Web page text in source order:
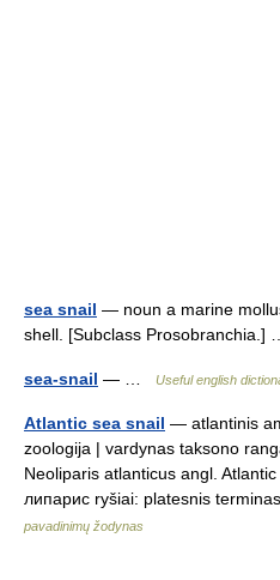
sea snail — noun a marine
shell. [Subclass
sea-snail — … Useful english
Atlantic sea snail — atlantinis
zoologija | vardynas taksono
Neoliparis atlanticus angl.
липарис ryšiai: platesnis
pavadinimų žodynas